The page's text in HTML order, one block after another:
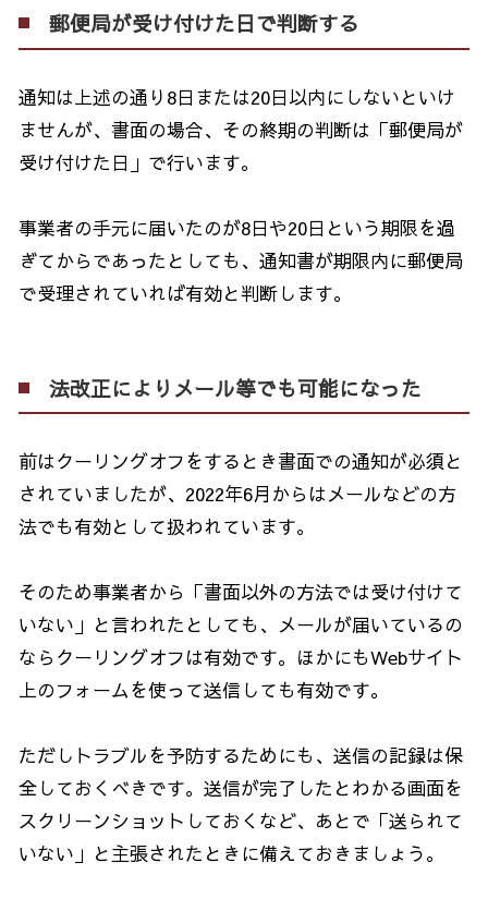
郵便局が受け付けた日で判断する
通知は上述の通り 8日または20日以内にしないといけ
ませんが、書面の場合、その終期の判断は「郵便局が
受け付けた日」で行います。
事業者の手元に届いたのが8日や20日という期限を過
ぎてからであったとしても、通知書が期限内に郵便局
で受理されていれば有効と判断します。
法改正によりメール等でも可能になった
前はクーリングオフをするとき書面での通知が必須と
されていましたが、 2022年6月からはメールなどの方
法でも有効として扱われています。
そのため事業者から「書面以外の方法では受け付けて
いない」と言われたとしても、メールが届いているの
ならクーリングオフは有効です。ほかにもWebサイト
上のフォームを使って送信しても有効です。
ただしトラブルを予防するためにも、送信の記録は保
全しておくべきです。送信が完了したとわかる画面を
スクリーンショットしておくなど、あとで「送られて
いない」と主張されたときに備えておきましょう。